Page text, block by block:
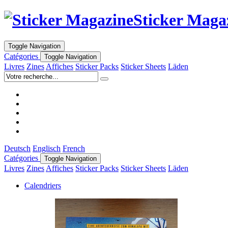
Sticker
Toggle Navigation
Catégories Toggle Navigation
Livres Zines Affiches Sticker Packs Sticker Sheets Läden
Deutsch Englisch French
Catégories
Toggle Navigation
Livres Zines Affiches Sticker Packs Sticker Sheets Läden
Calendriers